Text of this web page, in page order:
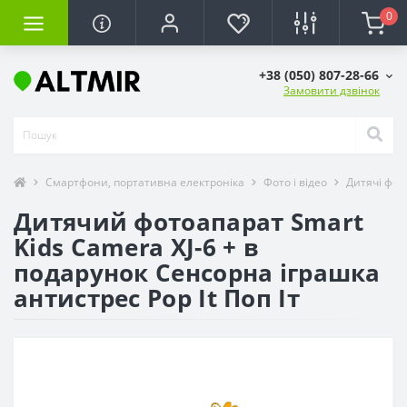
0
+38 (050) 807-28-66
Замовити дзвінок
Смартфони, портативна електроніка Фото і відео Дитячі
Дитячий фотоапарат Smart
Kids Camera XJ-6 + в
подарунок Сенсорна іграшка
антистрес Pop It Поп Іт